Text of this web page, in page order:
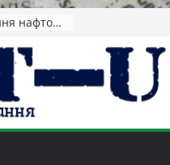
Зеленський повідомив про ураження нафтозаводів РФ за понад 1300 км від фронту